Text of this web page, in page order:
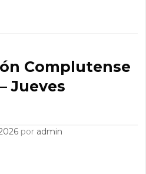
Complutense
Jueves
por admin